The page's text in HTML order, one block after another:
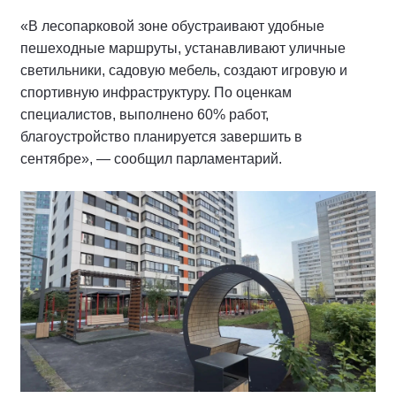
«В лесопарковой зоне обустраивают удобные
пешеходные маршруты, устанавливают уличные
светильники, садовую мебель, создают игровую и
спортивную инфраструктуру. По оценкам
специалистов, выполнено 60% работ,
благоустройство планируется завершить в
сентябре», — сообщил парламентарий.